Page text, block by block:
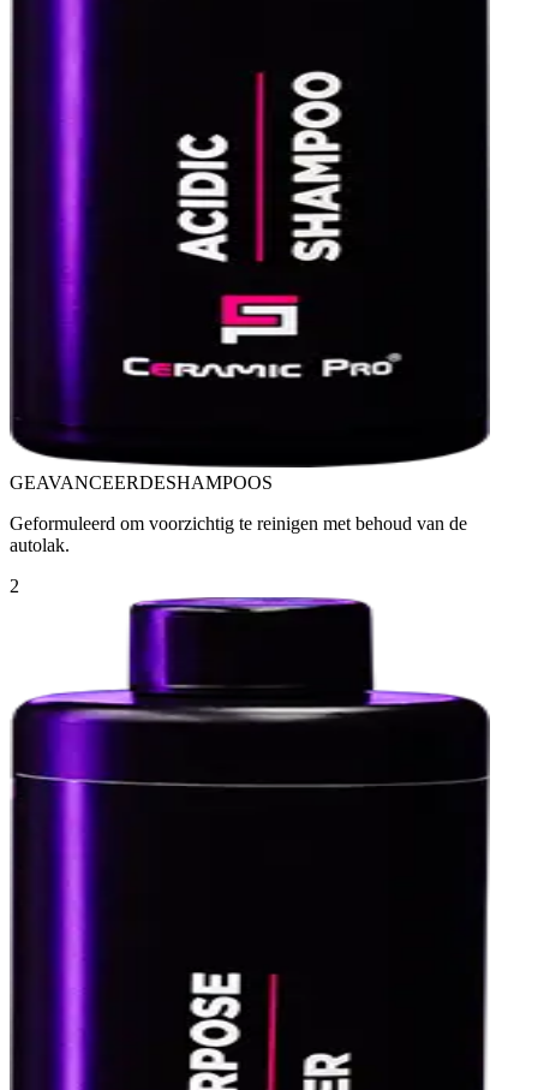
GEAVANCEERDESHAMPOOS
Geformuleerd om voorzichtig te reinigen met behoud van de
autolak.
2